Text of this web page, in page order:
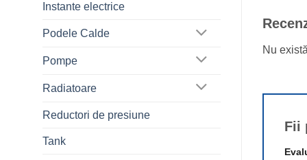
Instante electrice
Podele Calde
Pompe
Radiatoare
Reductori de presiune
Tank
Nu
Fii